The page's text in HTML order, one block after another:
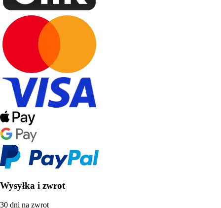
Wysyłka i zwrot
30 dni na zwrot